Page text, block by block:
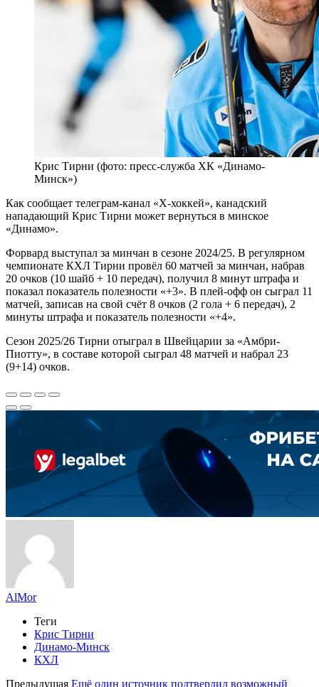
Крис Тирни (фото: пресс-служба ХК «Динамо-
Минск»)
Как сообщает телеграм-канал «Х-хоккей», канадский
нападающий Крис Тирни может вернуться в минское
«Динамо».
Форвард выступал за минчан в сезоне 2024/25. В регулярном
чемпионате КХЛ Тирни провёл 60 матчей за минчан, набрав
20 очков (10 шайб + 10 передач), получил 8 минут штрафа и
показал показатель полезности «+3». В плей-офф он сыграл 11
матчей, записав на свой счёт 8 очков (2 гола + 6 передач), 2
минуты штрафа и показатель полезности «+4».
Сезон 2025/26 Тирни отыграл в Швейцарии за «Амбри-
Пиотту», в составе которой сыграл 48 матчей и набрал 23
(9+14) очков.
AlMor
Теги
Крис Тирни
Динамо-Минск
КХЛ
Предыдущая Ещё один источник подтвердил возможный